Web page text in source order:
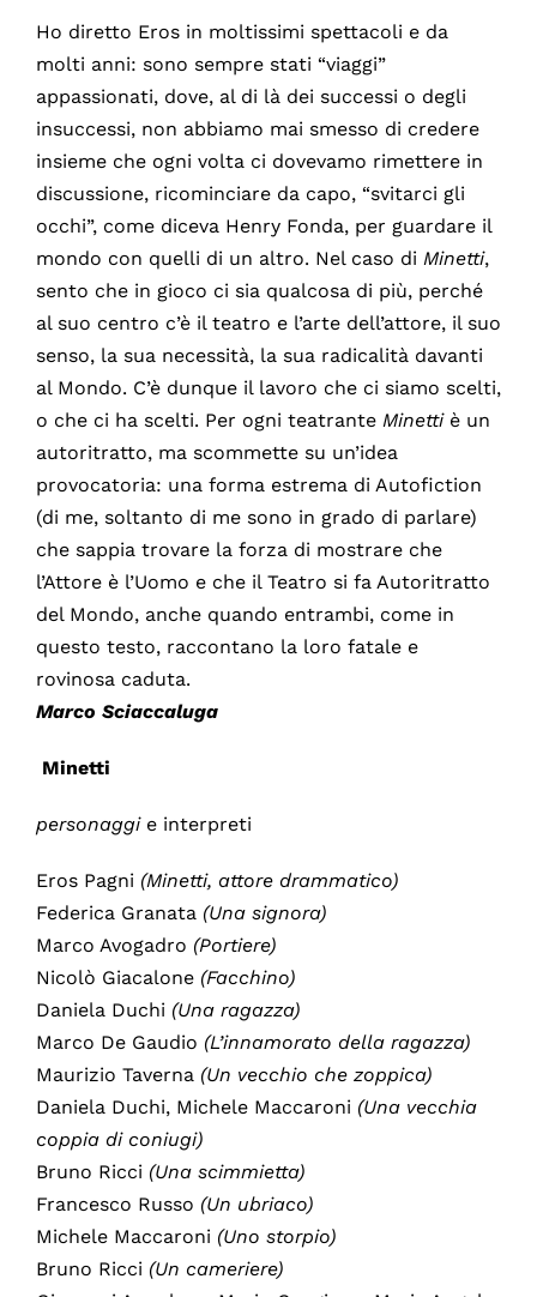
Ho diretto Eros in moltissimi spettacoli e da
molti anni: sono sempre stati “viaggi”
appassionati, dove, al di là dei successi o degli
insuccessi, non abbiamo mai smesso di credere
insieme che ogni volta ci dovevamo rimettere in
discussione, ricominciare da capo, “svitarci gli
occhi”, come diceva Henry Fonda, per guardare il
mondo con quelli di un altro. Nel caso di Minetti,
sento che in gioco ci sia qualcosa di più, perché
al suo centro c’è il teatro e l’arte dell’attore, il suo
senso, la sua necessità, la sua radicalità davanti
al Mondo. C’è dunque il lavoro che ci siamo scelti,
o che ci ha scelti. Per ogni teatrante Minettiè un
autoritratto, ma scommette su un’idea
provocatoria: una forma estrema di Autofiction
(di me, soltanto di me sono in grado di parlare)
che sappia trovare la forza di mostrare che
l’Attore è l’Uomo e che il Teatro si fa Autoritratto
del Mondo, anche quando entrambi, come in
questo testo, raccontano la loro fatale e
rovinosa caduta.
Marco Sciaccaluga
Minetti
personaggie interpreti
Eros Pagni (Minetti, attore drammatico)
Federica Granata (Una signora)
Marco Avogadro (Portiere)
Nicolò Giacalone (Facchino)
Daniela Duchi (Una ragazza)
Marco De Gaudio (L’innamorato della ragazza)
Maurizio Taverna (Un vecchio che zoppica)
Daniela Duchi, Michele Maccaroni (Una vecchia
coppia di coniugi)
Bruno Ricci (Una scimmietta)
Francesco Russo (Un ubriaco)
Michele Maccaroni (Uno storpio)
Bruno Ricci (Un cameriere)